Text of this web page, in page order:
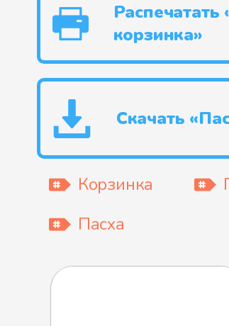
Распечатать
корзинка»
Скачать
Корзинка
Пасха